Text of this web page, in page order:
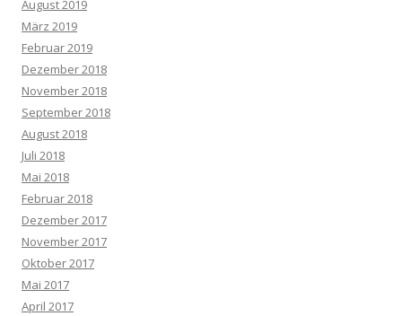
August 2019
März 2019
Februar 2019
Dezember 2018
November 2018
September 2018
August 2018
Juli 2018
Mai 2018
Februar 2018
Dezember 2017
November 2017
Oktober 2017
Mai 2017
April 2017